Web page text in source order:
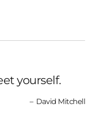
yourself.
David Mitchell